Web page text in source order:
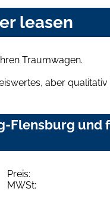
leasen
Traumwagen.
aber
Flensburg und
Preis:
MWSt: